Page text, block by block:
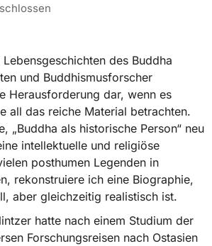
des Buddha
und Buddhismusforscher
Herausforderung dar, wenn es
all das reiche Material betrachten.
„Buddha als historische Person“ neu
intellektuelle und religiöse
posthumen Legenden in
rekonstruiere ich eine Biographie,
aber gleichzeitig realistisch ist.
hatte nach einem Studium der
Forschungsreisen nach Ostasien